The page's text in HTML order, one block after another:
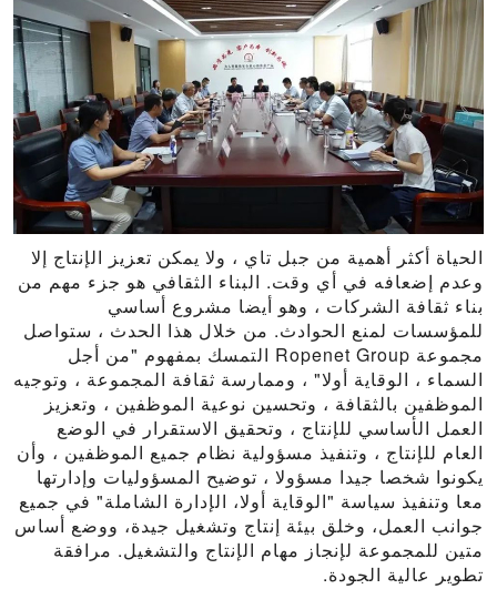
الحياة أكثر أهمية من جبل تاي ، ولا يمكن تعزيز الإنتاج إلا
وعدم إضعافه في أي وقت. البناء الثقافي هو جزء مهم من
بناء ثقافة الشركات ، وهو أيضا مشروع أساسي
للمؤسسات لمنع الحوادث. من خلال هذا الحدث ، ستواصل
مجموعة Ropenet Group التمسك بمفهوم "من أجل
السماء ، الوقاية أولا" ، وممارسة ثقافة المجموعة ، وتوجيه
الموظفين بالثقافة ، وتحسين نوعية الموظفين ، وتعزيز
العمل الأساسي للإنتاج ، وتحقيق الاستقرار في الوضع
العام للإنتاج ، وتنفيذ مسؤولية نظام جميع الموظفين ، وأن
يكونوا شخصا جيدا مسؤولا ، توضيح المسؤوليات وإدارتها
معا وتنفيذ سياسة "الوقاية أولا، الإدارة الشاملة" في جميع
جوانب العمل، وخلق بيئة إنتاج وتشغيل جيدة، ووضع أساس
متين للمجموعة لإنجاز مهام الإنتاج والتشغيل. مرافقة
تطوير عالية الجودة.